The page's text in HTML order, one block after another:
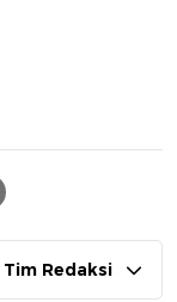
Tim Redaksi